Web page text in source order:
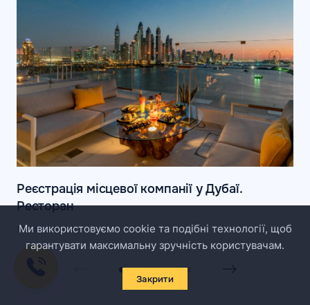
Реєстрація місцевої компанії у Дубаї.
Ресторан
17 Квітня 2024
Ми використовуємо cookie та подібні технології, щоб
гарантувати максимальну зручність користувачам.
Закрити